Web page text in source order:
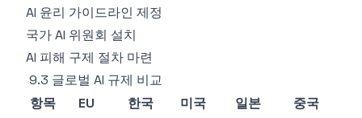
AI 윤리 가이드라인 제정
국가 AI 위원회 설치
AI 피해 구제 절차 마련
9.3 글로벌 AI 규제 비교
항목
EU 한국 미국 일본 중국